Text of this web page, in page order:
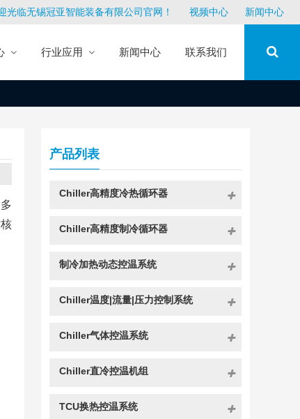
光临无锡冠亚智能装备有限公司官网！ 视频中心 新闻中心
行业应用 新闻中心 联系我们
产品列表
Chiller高精度冷热循环器
Chiller高精度制冷循环器
制冷加热动态控温系统
Chiller温度|流量|压力控制系统
Chiller气体控温系统
Chiller直冷控温机组
TCU换热控温系统